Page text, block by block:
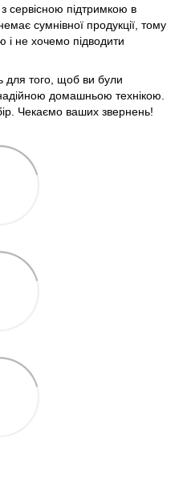
сервісною підтримкою в
сумнівної продукції, тому
не хочемо підводити
того, щоб ви були
домашньою технікою.
Чекаємо ваших звернень!